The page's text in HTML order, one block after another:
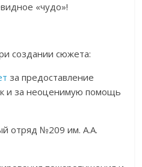
«чудо»!
создании сюжета:
за предоставление
и за неоценимую помощь
отряд №209 им. А.А.